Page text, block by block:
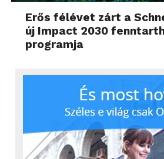
Erős félévet zárt a
új Impact 2030
programja